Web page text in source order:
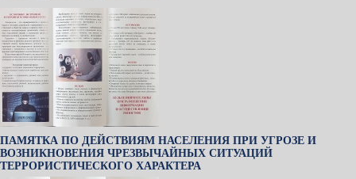
ПАМЯТКА ПО ДЕЙСТВИЯМ НАСЕЛЕНИЯ ПРИ УГРОЗЕ И
ВОЗНИКНОВЕНИЯ ЧРЕЗВЫЧАЙНЫХ СИТУАЦИЙ
ТЕРРОРИСТИЧЕСКОГО ХАРАКТЕРА